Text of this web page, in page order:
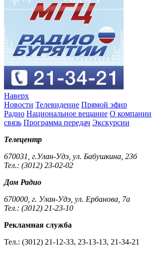
Наверх
Новости Телевидение Прямой эфир
Радио Национальное вещание О компании
связь Программа передач Экскурсии
Телецентр
670031, г.Улан-Удэ, ул. Бабушкина, 23б
Тел.: (3012) 23-02-02
Дом Радио
670000, г. Улан-Удэ, ул. Ербанова, 7а
Тел.: (3012) 21-23-10
Рекламная служба
Тел.: (3012) 21-12-33, 23-13-13, 21-34-21